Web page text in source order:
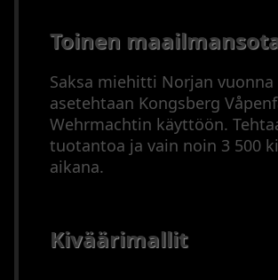
Toinen
Saksa miehitti Norjan
asetehtaan Kongsberg
Wehrmachtin käyttöön.
tuotantoa ja vain noin 3 500
aikana.
Kiväärimallit